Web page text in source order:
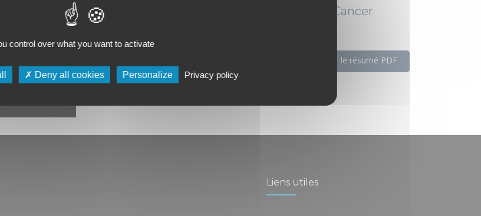
l’expérience de l’Institut Universitaire du Cancer
Toulouse - Oncopole.
Télécharger le résumé PDF
Liens utiles
control over what you want to activate
Deny all cookies Personalize Privacy policy